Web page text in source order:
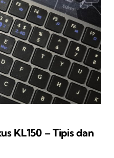
KL150 – Tipis dan